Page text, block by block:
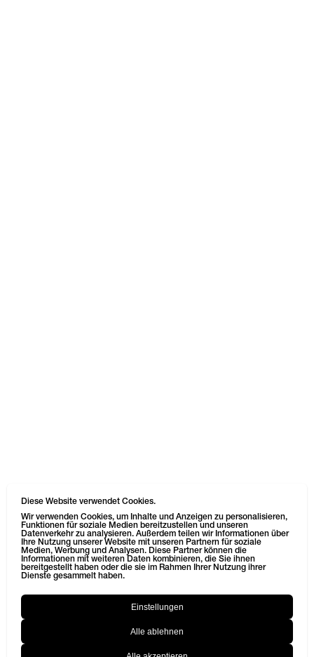
Diese Website verwendet Cookies.
Wir verwenden Cookies, um Inhalte und Anzeigen zu personalisieren,
Funktionen für soziale Medien bereitzustellen und unseren
Datenverkehr zu analysieren. Außerdem teilen wir Informationen über
Ihre Nutzung unserer Website mit unseren Partnern für soziale
Medien, Werbung und Analysen. Diese Partner können die
Informationen mit weiteren Daten kombinieren, die Sie ihnen
bereitgestellt haben oder die sie im Rahmen Ihrer Nutzung ihrer
Dienste gesammelt haben.
Einstellungen
Alle ablehnen